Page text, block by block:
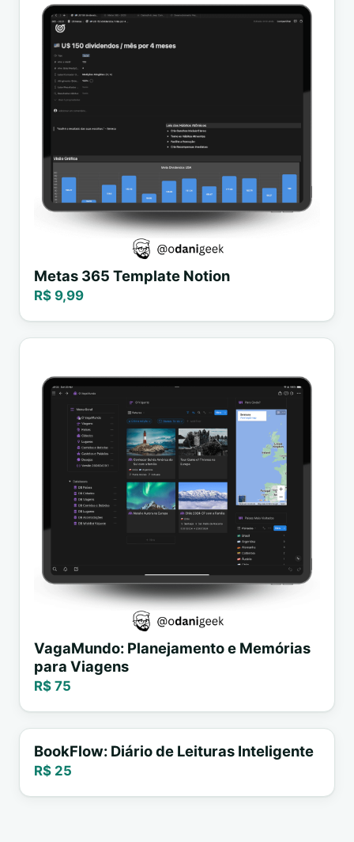
Metas 365 Template Notion
R$ 9,99
VagaMundo: Planejamento e Memórias
para Viagens
R$ 75
BookFlow: Diário de Leituras Inteligente
R$ 25